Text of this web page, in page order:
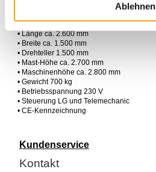
Ablehnen
• Länge ca. 2.600 mm
• Breite ca. 1.500 mm
• Drehteller 1.500 mm
• Mast-Höhe ca. 2.700 mm
• Maschinenhöhe ca. 2.800 mm
• Gewicht 700 kg
• Betriebsspannung 230 V
• Steuerung LG und Telemechanic
• CE-Kennzeichnung
Kundenservice
Kontakt